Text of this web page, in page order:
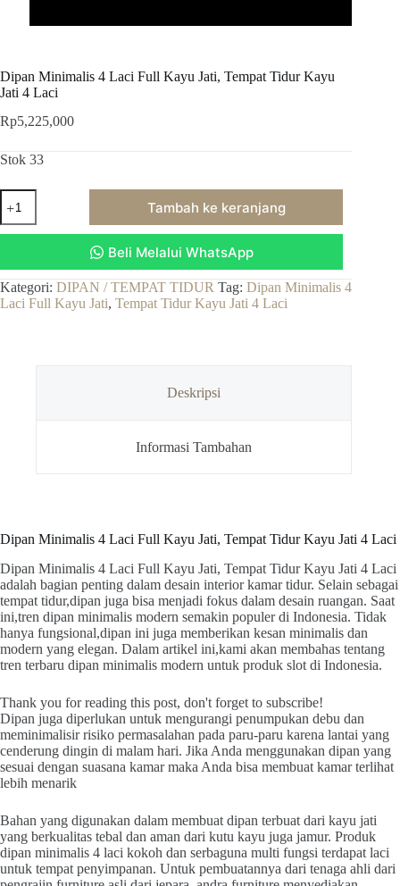
Dipan Minimalis 4 Laci Full Kayu Jati, Tempat Tidur Kayu
Jati 4 Laci
Rp5,225,000
Stok 33
Kuantitas
Dipan
Minimalis
Full
Kayu
Jati,
Tambah ke keranjang
Beli Melalui WhatsApp
Kategori: DIPAN / TEMPAT TIDUR Tag: Dipan Minimalis 4
Laci Full Kayu Jati, Tempat Tidur Kayu Jati 4 Laci
Deskripsi
Informasi Tambahan
Dipan Minimalis 4 Laci Full Kayu Jati, Tempat Tidur Kayu Jati 4 Laci
Dipan Minimalis 4 Laci Full Kayu Jati, Tempat Tidur Kayu Jati 4 Laci
adalah bagian penting dalam desain interior kamar tidur. Selain sebagai
tempat tidur,dipan juga bisa menjadi fokus dalam desain ruangan. Saat
ini,tren dipan minimalis modern semakin populer di Indonesia. Tidak
hanya fungsional,dipan ini juga memberikan kesan minimalis dan
modern yang elegan. Dalam artikel ini,kami akan membahas tentang
tren terbaru dipan minimalis modern untuk produk slot di Indonesia.
Thank you for reading this post, don't forget to subscribe!
Dipan juga diperlukan untuk mengurangi penumpukan debu dan
meminimalisir risiko permasalahan pada paru-paru karena lantai yang
cenderung dingin di malam hari. Jika Anda menggunakan dipan yang
sesuai dengan suasana kamar maka Anda bisa membuat kamar terlihat
lebih menarik
Bahan yang digunakan dalam membuat dipan terbuat dari kayu jati
yang berkualitas tebal dan aman dari kutu kayu juga jamur. Produk
dipan minimalis 4 laci kokoh dan serbaguna multi fungsi terdapat laci
untuk tempat penyimpanan. Untuk pembuatannya dari tenaga ahli dari